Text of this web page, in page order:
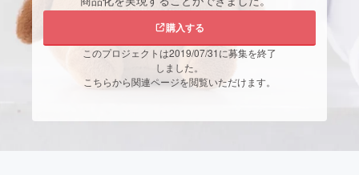
ビジネス・起業 チャレンジ
まちづくり・地域活性化
購入する
このプロジェクトは2019/07/31に募集を終了
しました。
こちらから関連ページを閲覧いただけます。